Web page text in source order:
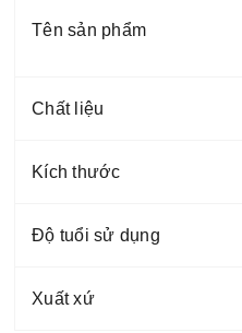
Tên sản phẩm
Chất liệu
Kích thước
Độ tuổi sử dụng
Xuất xứ